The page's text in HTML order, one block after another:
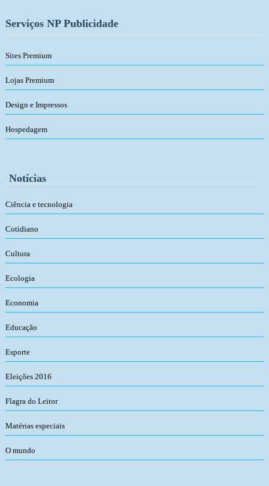
Serviços NP Publicidade
Sites Premium
Lojas Premium
Design e Impressos
Hospedagem
Notícias
Ciência e tecnologia
Cotidiano
Cultura
Ecologia
Economia
Educação
Esporte
Eleições 2016
Flagra do Leitor
Matérias especiais
O mundo